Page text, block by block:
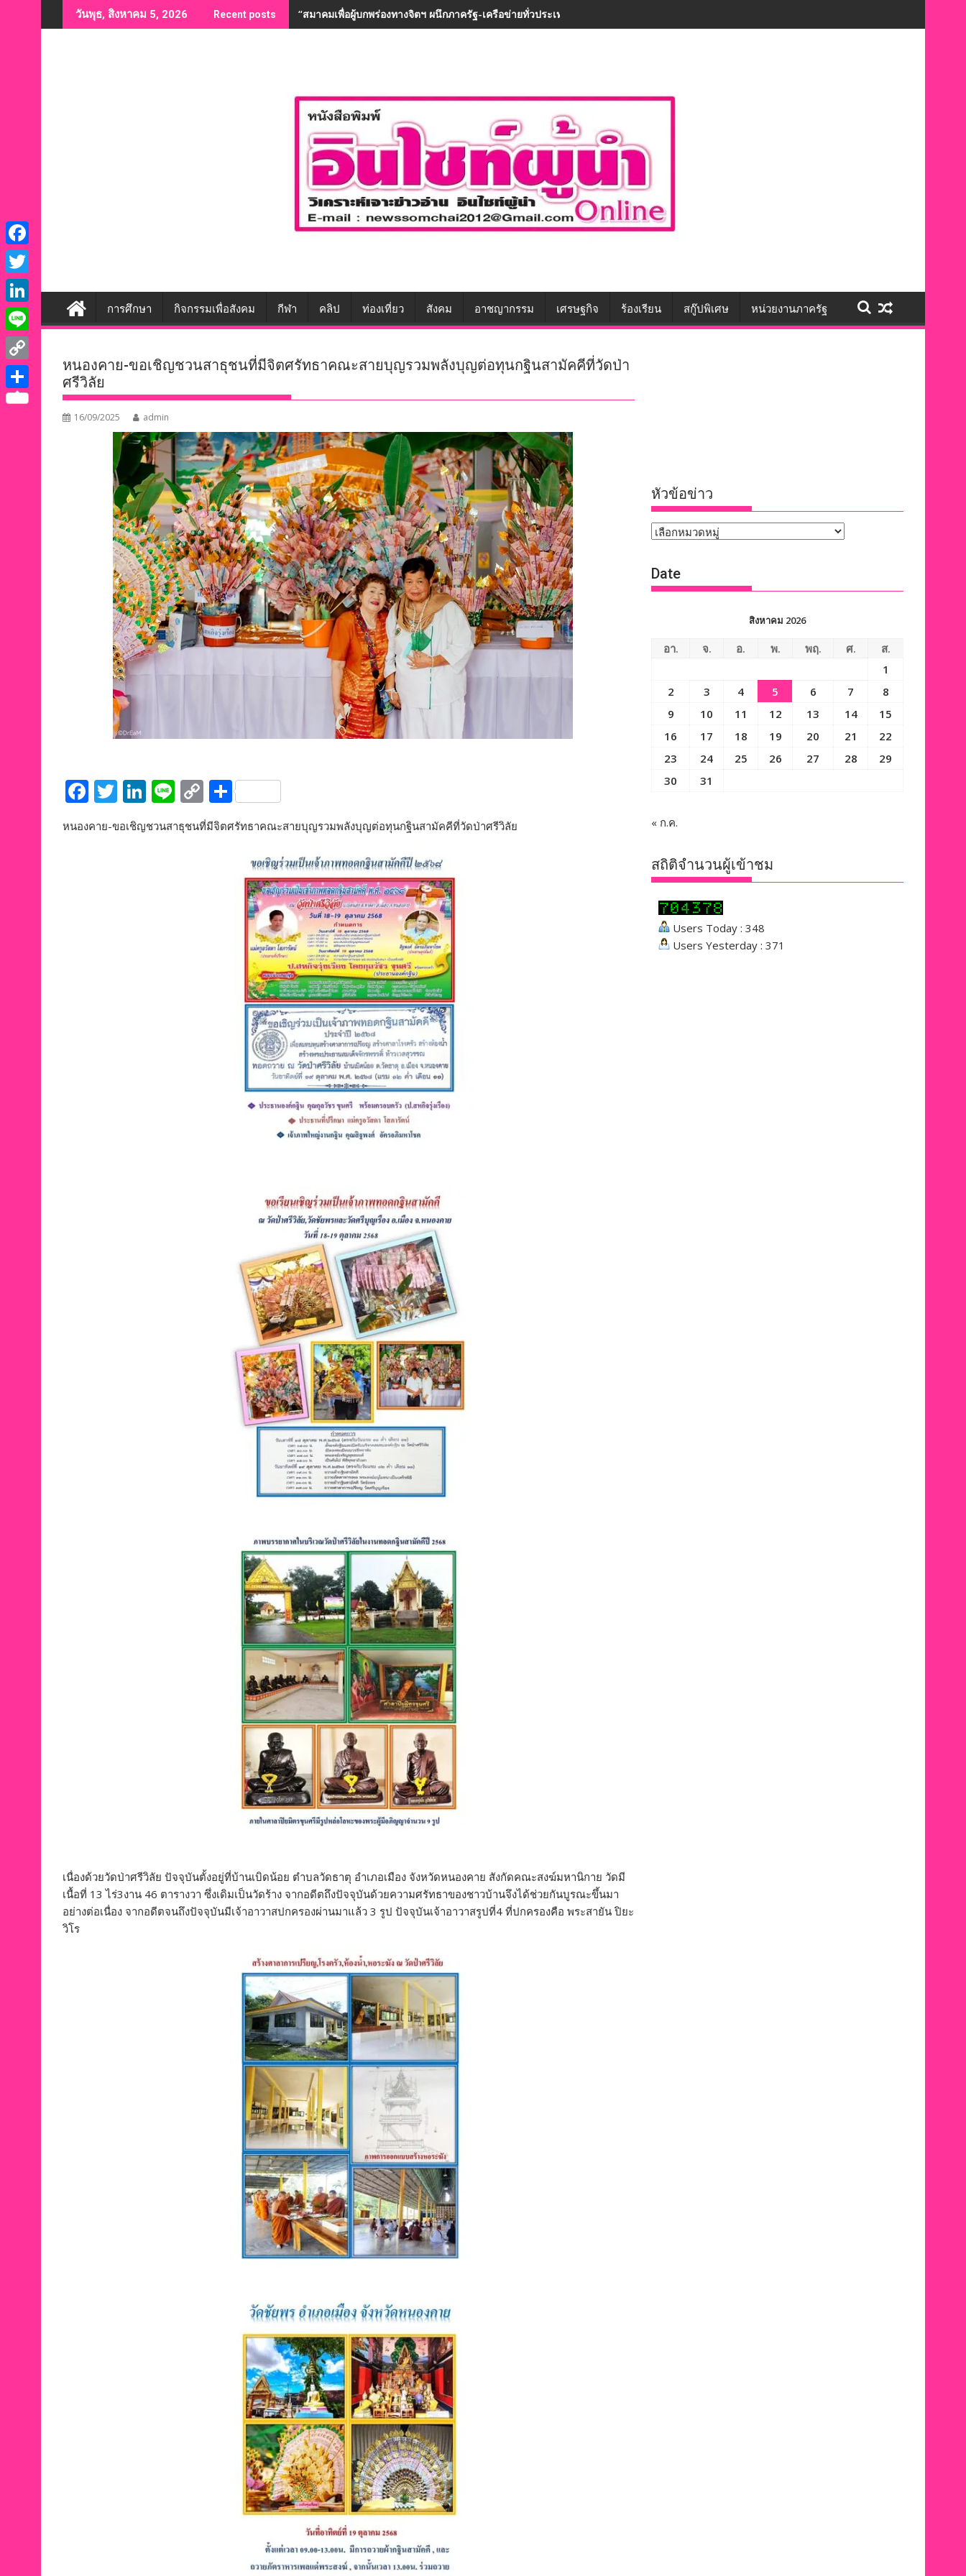
to
วันพุธ, สิงหาคม 5, 2026 Recent posts “สมาคมเพื่อผู้บกพร่องทางจิตฯ ผนึกภาครัฐ-เครือข่ายทั่วประเทศ ขับเคลื่อนทักษะชีวิต สร้างโอกาสการจ้างงานอย่างเท่าเทียม”
การศึกษา กิจกรรมเพื่อสังคม กีฬา คลิป ท่องเที่ยว สังคม อาชญากรรม เศรษฐกิจ ร้องเรียน สกู๊ปพิเศษ หน่วยงานภาครัฐ
หนองคาย-ขอเชิญชวนสาธุชนที่มีจิตศรัทธาคณะสายบุญรวมพลังบุญต่อทุนกฐินสามัคคีที่วัดป่า
ศรีวิลัย
16/09/2025 admin
F
e
T
w
itt
Li
k
Li
e
C
o
p
S
h
ar
หนองคาย-ขอเชิญชวนสาธุชนที่มีจิตศรัทธาคณะสายบุญรวมพลังบุญต่อทุนกฐินสามัคคีที่วัดป่าศรีวิลัย
เนื่องด้วยวัดป่าศรีวิลัย ปัจจุบันตั้งอยู่ที่บ้านเบิดน้อย ตำบลวัดธาตุ อำเภอเมือง จังหวัดหนองคาย สังกัดคณะสงฆ์มหานิกาย วัดมี
เนื้อที่ 13 ไร่3งาน 46 ตารางวา ซึ่งเดิมเป็นวัดร้าง จากอดีตถึงปัจจุบันด้วยความศรัทธาของชาวบ้านจึงได้ช่วยกันบูรณะขึ้นมา
อย่างต่อเนื่อง จากอดีตจนถึงปัจจุบันมีเจ้าอาวาสปกครองผ่านมาแล้ว 3 รูป ปัจจุบันเจ้าอาวาสรูปที่4 ที่ปกครองคือ พระสายัน ปิยะ
วิโร
หัวข้อข่าว
หัวข้อ
Date
สิงหาคม 2026
อา. จ. อ. พ. พฤ. ศ.
ส.
1
2
3 4 5 6 7
8
9
10 11 12 13 14
15
16
17 18 19 20 21
22
23
24 25 26 27 28
29
30
31
« ก.ค.
สถิติจำนวนผู้เข้าชม
Users Today : 348
Users Yesterday : 371
F
a
c
e
b
o
o
T
w
i
t
e
L
i
n
k
e
L
i
n
C
o
S